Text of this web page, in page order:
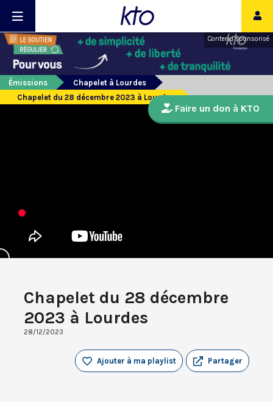
Contenu sponsorisé
Émissions
Chapelet à Lourdes
Chapelet du 28 décembre 2023 à Lourdes
Chapelet du 28 décembre
2023 à Lourdes
28/12/2023
Partager
Ajouter à ma playlist
Faire un don à KTO